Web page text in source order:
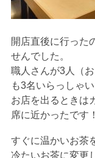
開店直後に行った
せんでした。
職人さんが3人（
も3名いらっしゃい
お店を出るときは
席に近かったです！
すぐに温かいお茶
冷たいお茶に変更